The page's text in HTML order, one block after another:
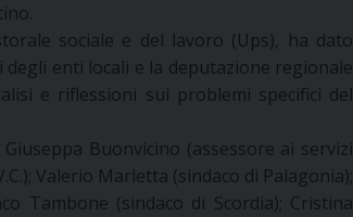
sociale e del lavoro (Ups), ha dato
enti locali e la deputazione regionale
e riflessioni sui problemi specifici del
Buonvicino (assessore ai servizi
Valerio Marletta (sindaco di Palagonia);
Tambone (sindaco di Scordia); Cristina